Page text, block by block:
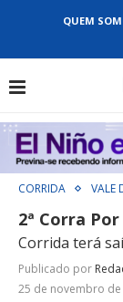
QUEM
CORRIDA VALE
2ª Corra
Corrida terá
Publicado por
25 de novembro de